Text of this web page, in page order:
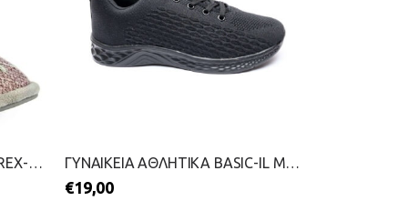
ΓΥΝΑΙΚΕΙΕΣ ΠΑΝΤΟΦΛΕΣ-PAREX-2111-0384-ΡΟΖ ΓΥΝΑΙΚΕΙΑ ΑΘΛΗΤΙΚΑ BASIC-IL MONDO-2099-0563-ΜΑΥΡΟ
€19,00